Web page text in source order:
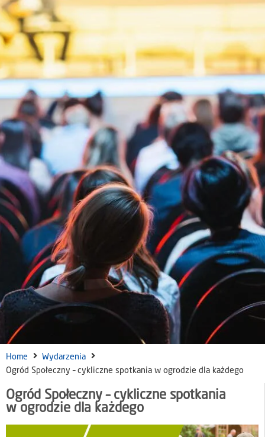
Home
Wydarzenia
Ogród Społeczny – cykliczne spotkania w ogrodzie dla każdego
Ogród Społeczny – cykliczne spotkania
w ogrodzie dla każdego